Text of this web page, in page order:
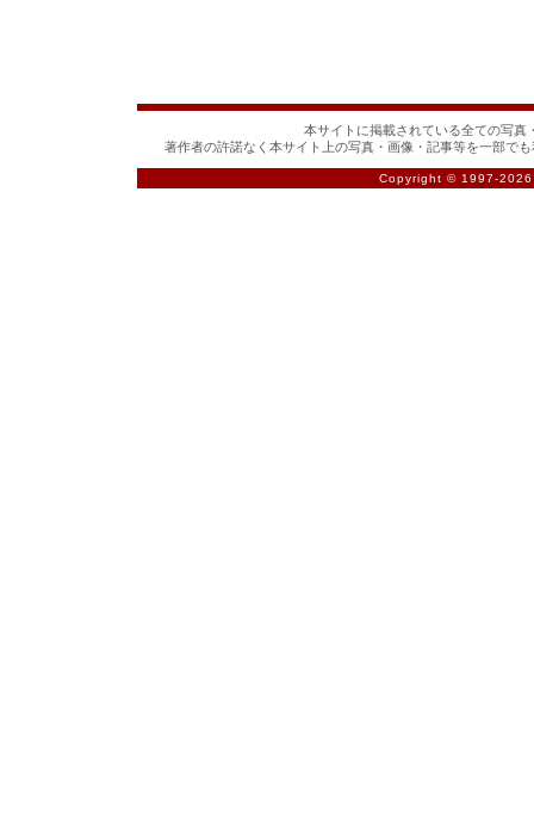
本サイトに掲載されている全ての写真
著作者の許諾なく本サイト上の写真・画像・記事等を一部で
Copyright © 1997-